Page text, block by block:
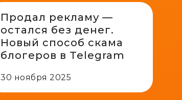
Продал рекламу —
остался без денег.
Новый способ скама
блогеров в Telegram
30 ноября 2025